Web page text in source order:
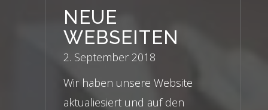
NEUE
WEBSEITEN
2. September 2018
Wir haben unsere Website
aktualiesiert und auf den